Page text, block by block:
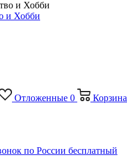
и Хобби
Отложенные 0 Корзина
по России бесплатный